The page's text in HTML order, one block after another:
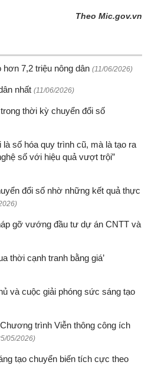
Theo Mic.gov.vn
7,2 triệu nông dân (11/06/2026)
nhất (11/06/2026)
thời kỳ chuyển đổi số
là số hóa quy trình cũ, mà là tạo ra
số với hiệu quả vượt trội”
đổi số nhờ những kết quả thực
gỡ vướng đầu tư dự án CNTT và
thời cạnh tranh bằng giá’
và cuộc giải phóng sức sáng tạo
trình Viễn thông công ích
05/2026)
tạo chuyển biến tích cực theo